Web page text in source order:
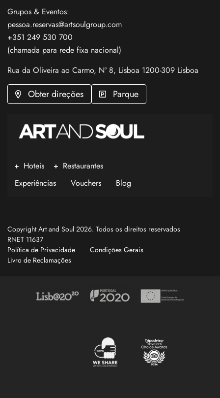
Grupos & Eventos:
pessoa.reservas@artsoulgroup.com
+351 249 530 700
(chamada para rede fixa nacional)
Rua da Oliveira ao Carmo, Nº 8, Lisboa 1200-309 Lisboa
Obter direções Parque
Hoteis
Restaurantes
Experiências
Vouchers Blog
Copyright Art and Soul 2026. Todos os direitos reservados
RNET 11637
Política de Privacidade
Condições Gerais
Livro de Reclamações